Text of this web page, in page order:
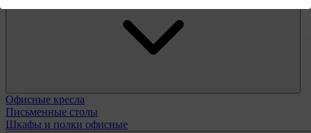
Офисные кресла
Письменные столы
Шкафы и полки офисные